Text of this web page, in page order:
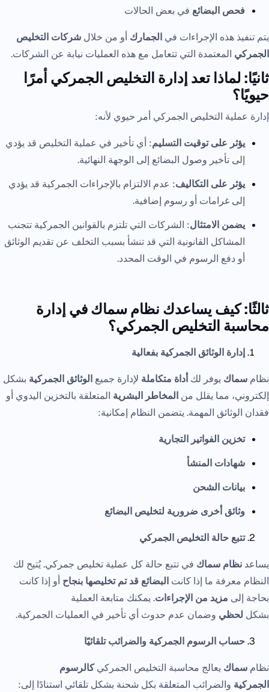
فحص البضائع في بعض الحالات
يتم تنفيذ هذه الإجراءات في الجمارك أو من خلال شركات التخليص
الجمركي المعتمدة التي تتعامل مع هذه العمليات نيابة عن الشركات.
ثانيًا: لماذا تعد إدارة التخليص الجمركي أمرًا
حيويًا؟
إدارة عملية التخليص الجمركي أمر حيوي لأنه:
يؤثر على توقيت التسليم: أي تأخير في عملية التخليص قد يؤدي
إلى تأخير وصول البضائع إلى الوجهة النهائية.
يؤثر على التكاليف: عدم الالتزام بالإجراءات الجمركية قد يؤدي
إلى غرامات أو رسوم إضافية.
يضمن الامتثال: الشركات التي تلتزم بالقوانين الجمركية تتجنب
المشاكل القانونية التي قد تنشأ بسبب التخلف عن تقديم الوثائق
أو دفع الرسوم في الوقت المحدد.
ثالثًا: كيف يساعدك نظام سماك في إدارة
محاسبة التخليص الجمركي؟
إدارة الوثائق الجمركية بفعالية
نظام سماك يوفر لك أداة متكاملة لإدارة جميع الوثائق الجمركية بشكل
إلكتروني، مما يقلل من المخاطر البشرية المتعلقة بالتخزين اليدوي أو
فقدان الوثائق المهمة. يتضمن النظام إمكانية:
تخزين الفواتير التجارية
شهادات المنشأ
بيانات الشحن
وثائق أخرى ضرورية لتخليص البضائع
تتبع حالة التخليص الجمركي
يساعد نظام سماك في تتبع حالة كل عملية تخليص جمركي. يُتيح لك
النظام معرفة ما إذا كانت البضائع قد تم تخليصها بنجاح أو إذا كانت
بحاجة إلى مزيد من الإجراءات. يمكنك متابعة العملية
بشكل لحظي وضمان عدم حدوث أي تأخير في العمليات الجمركية.
حساب الرسوم الجمركية والضرائب تلقائيًا
نظام سماك يعالج محاسبة التخليص الجمركيكالرسوم
الجمركية والضرائب المتعلقة بكل شحنة بشكل تلقائي استنادًا إلى: